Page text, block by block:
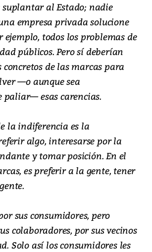
suplantar al Estado; nadie
empresa privada solucione
ejemplo, todos los problemas de
públicos. Pero sí deberían
de las marcas para
—o aunque sea
esas carencias.
la indiferencia es la
algo, interesarse por la
y tomar posición. En el
es preferir a la gente, tener
sus consumidores, pero
colaboradores, por sus vecinos
Solo así los consumidores les